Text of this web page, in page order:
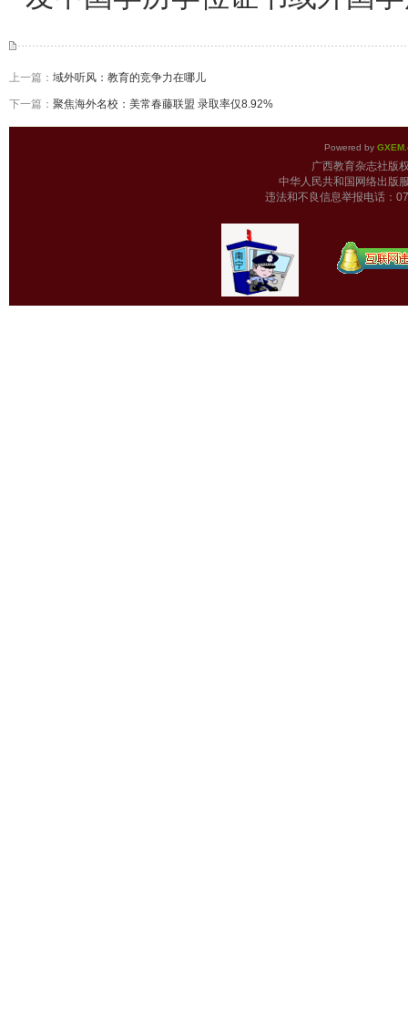
上一篇： 域外听风：教育的竞争力在哪儿
下一篇： 聚焦海外名校：美常春藤联盟 录取率仅8.92%
Powered by
广西教育杂志
中华人民共和国网络出版
违法和不良信息举报电话：